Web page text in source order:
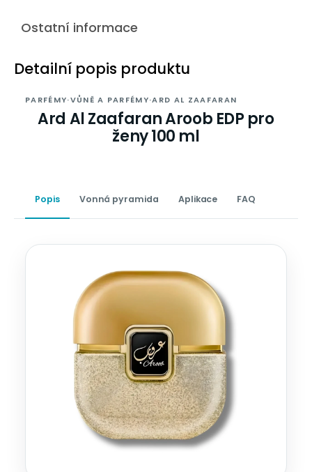
Ostatní informace
Detailní popis produktu
PARFÉMY·VŮNĚ A PARFÉMY·ARD AL ZAAFARAN
Ard Al Zaafaran Aroob EDP pro
ženy 100 ml
Popis Vonná pyramida Aplikace FAQ